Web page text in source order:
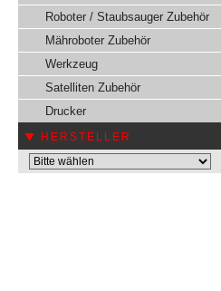
Roboter / Staubsauger Zubehör
Mähroboter Zubehör
Werkzeug
Satelliten Zubehör
Drucker
HERSTELLER